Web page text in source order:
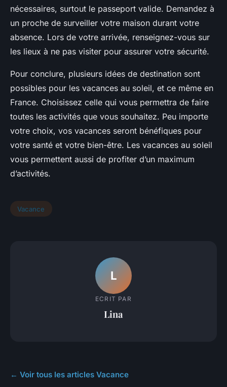
nécessaires, surtout le passeport valide. Demandez à
un proche de surveiller votre maison durant votre
absence. Lors de votre arrivée, renseignez-vous sur
les lieux à ne pas visiter pour assurer votre sécurité.
Pour conclure, plusieurs idées de destination sont
possibles pour les vacances au soleil, et ce même en
France. Choisissez celle qui vous permettra de faire
toutes les activités que vous souhaitez. Peu importe
votre choix, vos vacances seront bénéfiques pour
votre santé et votre bien-être. Les vacances au soleil
vous permettent aussi de profiter d’un maximum
d’activités.
Vacance
L
ECRIT PAR
Lina
← Voir tous les articles Vacance